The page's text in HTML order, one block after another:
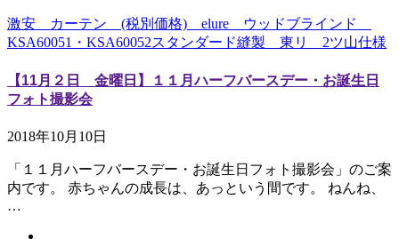
激安 カーテン (税別価格) elure ウッドブラインド
KSA60051・KSA60052スタンダード縫製 東リ 2ツ山仕様
【11月２日 金曜日】１１月ハーフバースデー・お誕生日
フォト撮影会
2018年10月10日
「１１月ハーフバースデー・お誕生日フォト撮影会」のご案
内です。 赤ちゃんの成長は、あっという間です。 ねんね、
…